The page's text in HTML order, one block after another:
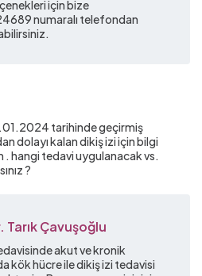
için bize
numaralı telefondan
tarihinde geçirmiş
dolayı kalan dikiş izi için bilgi
hangi tedavi uygulanacak vs.
?
Tarık Çavuşoğlu
akut ve kronik
kök hücre ile dikiş izi tedavisi